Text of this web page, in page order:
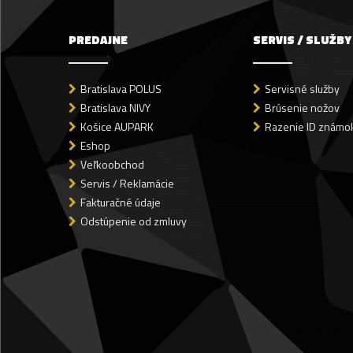
PREDAJNE
Bratislava POLUS
Bratislava NIVY
Košice AUPARK
Eshop
Veľkoobchod
Servis / Reklamácie
Fakturačné údaje
Odstúpenie od zmluvy
SERVIS / SLUŽBY
Servisné služby
Brúsenie nožov
Razenie ID